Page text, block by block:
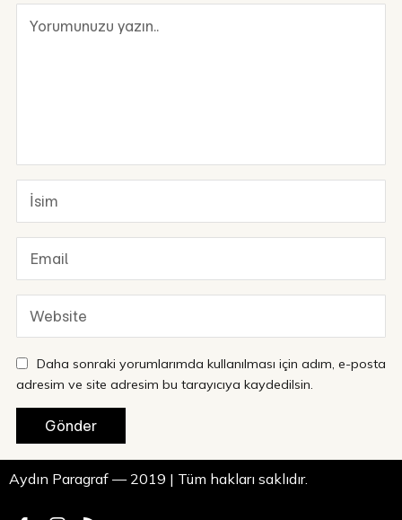
Daha sonraki yorumlarımda kullanılması için adım, e-posta
adresim ve site adresim bu tarayıcıya kaydedilsin.
Aydın Paragraf — 2019 | Tüm hakları saklıdır.